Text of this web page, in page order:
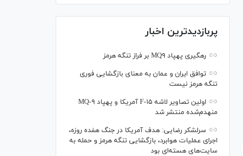
پربازدیدترین اخبار
رهگیری پهپاد MQ۹ بر فراز تنگه هرمز
توافق ایران و عمان به معنای بازگشایی فوری
تنگه هرمز نیست
اولین تصاویر لاشه F-۱۵ آمریکا و پهپاد MQ-۹
منهدم‌شده منتشر شد
سرلشکر رضایی: هدف آمریکا در جنگ هفده روزه،
اجرای عملیات هوابرد، بازگشایی تنگه هرمز و حمله به
سایت‌های هسته‌ای بود